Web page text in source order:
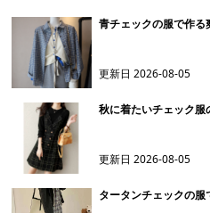
青チェックの服で作
更新日2026-08-05
秋に着たいチェック
更新日2026-08-05
タータンチェックの